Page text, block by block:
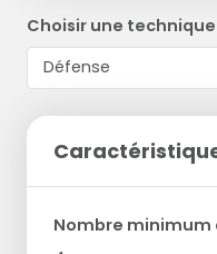
Choisir une technique
Nombre minimum